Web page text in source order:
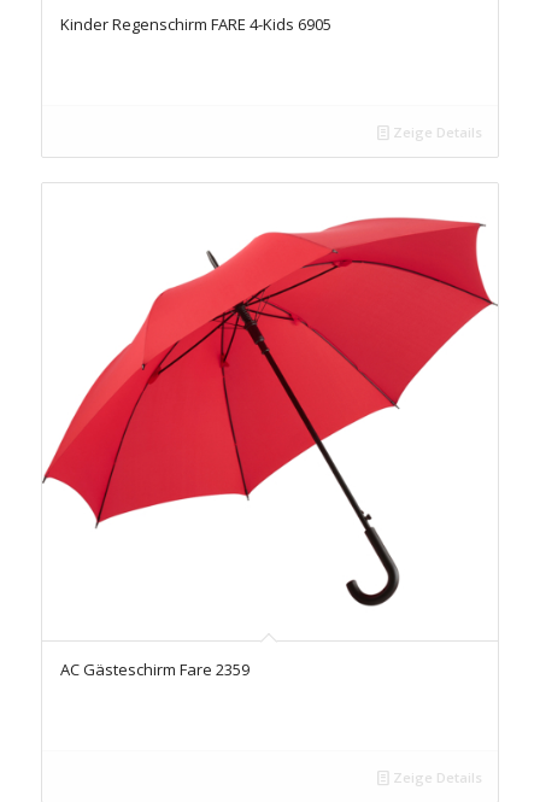
Kinder Regenschirm FARE 4-Kids 6905
Zeige Details
AC Gästeschirm Fare 2359
Zeige Details